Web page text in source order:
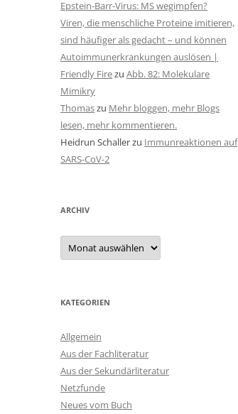
Epstein-Barr-Virus: MS wegimpfen?
Viren, die menschliche Proteine imitieren,
sind häufiger als gedacht – und können
Autoimmunerkrankungen auslösen |
Friendly Firezu Abb. 82: Molekulare
Mimikry
Thomaszu Mehr bloggen, mehr Blogs
lesen, mehr kommentieren.
Heidrun Schallerzu Immunreaktionen auf
SARS-CoV-2
ARCHIV
Archiv
KATEGORIEN
Allgemein
Aus der Fachliteratur
Aus der Sekundärliteratur
Netzfunde
Neues vom Buch